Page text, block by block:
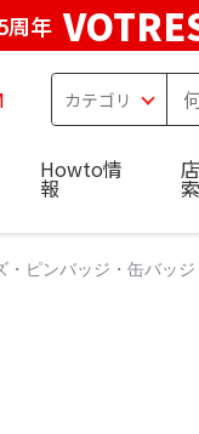
周年
Howto情
報 索
・ピンバッジ・缶バッジ